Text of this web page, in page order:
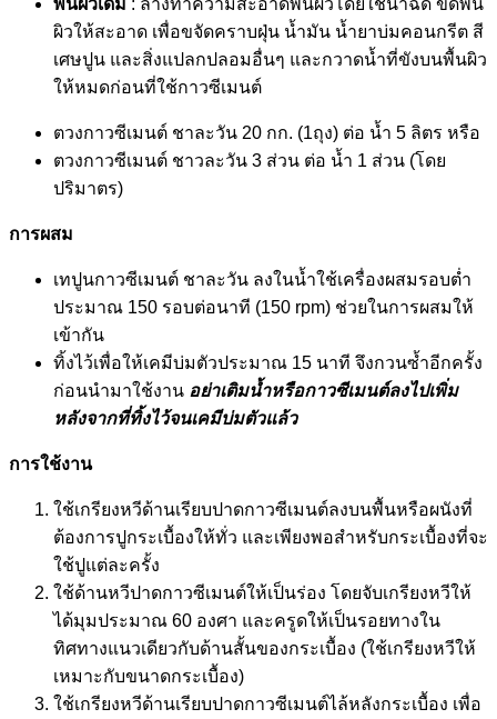
ผิวให้สะอาด เพื่อขจัดคราบฝุ่น น้ำมัน น้ำยาบ่มคอนกรีต สี
เศษปูน และสิ่งแปลกปลอมอื่นๆ และกวาดน้ำที่ขังบนพื้นผิว
ให้หมดก่อนที่ใช้กาวซีเมนต์
ตวงกาวซีเมนต์ ชาละวัน 20 กก. (1ถุง) ต่อ น้ำ 5 ลิตร หรือ
ตวงกาวซีเมนต์ ชาวละวัน 3 ส่วน ต่อ น้ำ 1 ส่วน (โดย
ปริมาตร)
การผสม
เทปูนกาวซีเมนต์ ชาละวัน ลงในน้ำใช้เครื่องผสมรอบต่ำ
ประมาณ 150 รอบต่อนาที (150 rpm) ช่วยในการผสมให้
เข้ากัน
ทิ้งไว้เพื่อให้เคมีบ่มตัวประมาณ 15 นาที จึงกวนซ้ำอีกครั้ง
ก่อนนำมาใช้งาน อย่าเติมน้ำหรือกาวซีเมนต์ลงไปเพิ่ม
หลังจากที่ทิ้งไว้จนเคมีบ่มตัวแล้ว
การใช้งาน
ใช้เกรียงหวีด้านเรียบปาดกาวซีเมนต์ลงบนพื้นหรือผนังที่
ต้องการปูกระเบื้องให้ทั่ว และเพียงพอสำหรับกระเบื้องที่จะ
ใช้ปูแต่ละครั้ง
ใช้ด้านหวีปาดกาวซีเมนต์ให้เป็นร่อง โดยจับเกรียงหวีให้
ได้มุมประมาณ 60 องศา และครูดให้เป็นรอยทางใน
ทิศทางแนวเดียวกับด้านสั้นของกระเบื้อง (ใช้เกรียงหวีให้
เหมาะกับขนาดกระเบื้อง)
ใช้เกรียงหวีด้านเรียบปาดกาวซีเมนต์ไล้หลังกระเบื้อง เพื่อ